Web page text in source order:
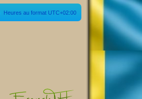
Heures au format UTC+02:00